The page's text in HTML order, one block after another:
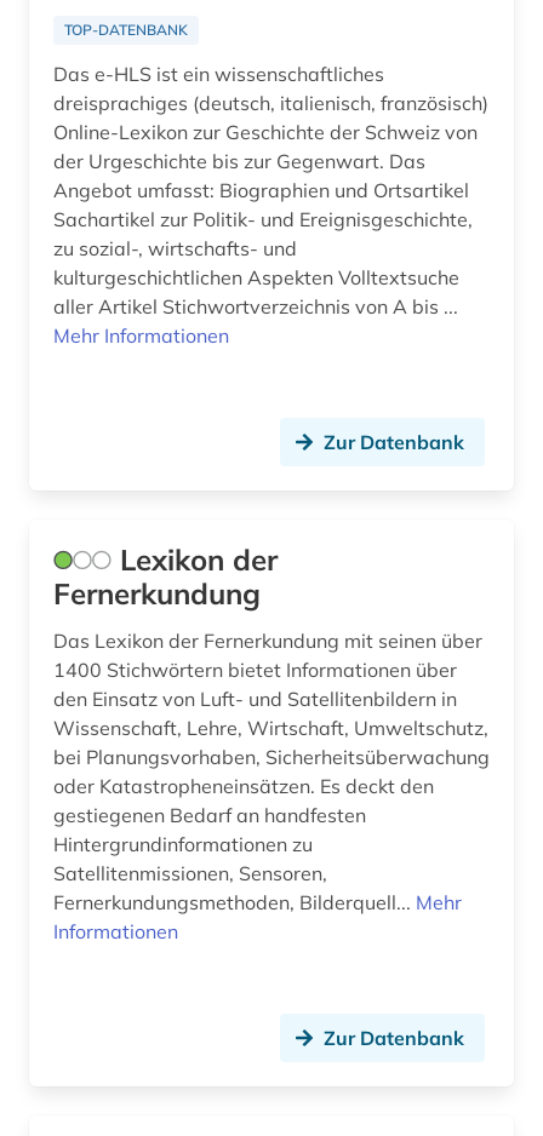
informatik (3)
juden (1)
jüdische geschichte (1)
kanada (1)
karlsruhe (1)
kommunikationswissenschaft (1)
komponistin (1)
koptisch (1)
korpus (1)
korpus (3)
kostenrechnung (1)
kulturwissenschaften (1)
kunst (6)
TOP-DATENBANK
Das e-HLS ist ein wissenschaftliches
dreisprachiges (deutsch, italienisch, französisch)
Online-Lexikon zur Geschichte der Schweiz von
der Urgeschichte bis zur Gegenwart. Das
Angebot umfasst: Biographien und Ortsartikel
Sachartikel zur Politik- und Ereignisgeschichte,
zu sozial-, wirtschafts- und
kulturgeschichtlichen Aspekten Volltextsuche
aller Artikel Stichwortverzeichnis von A bis ...
Mehr Informationen
Zur Datenbank
Lexikon der
Fernerkundung
Das Lexikon der Fernerkundung mit seinen über
1400 Stichwörtern bietet Informationen über
den Einsatz von Luft- und Satellitenbildern in
Wissenschaft, Lehre, Wirtschaft, Umweltschutz,
bei Planungsvorhaben, Sicherheitsüberwachung
oder Katastropheneinsätzen. Es deckt den
gestiegenen Bedarf an handfesten
Hintergrundinformationen zu
Satellitenmissionen, Sensoren,
Fernerkundungsmethoden, Bilderquell... Mehr
Informationen
Zur Datenbank